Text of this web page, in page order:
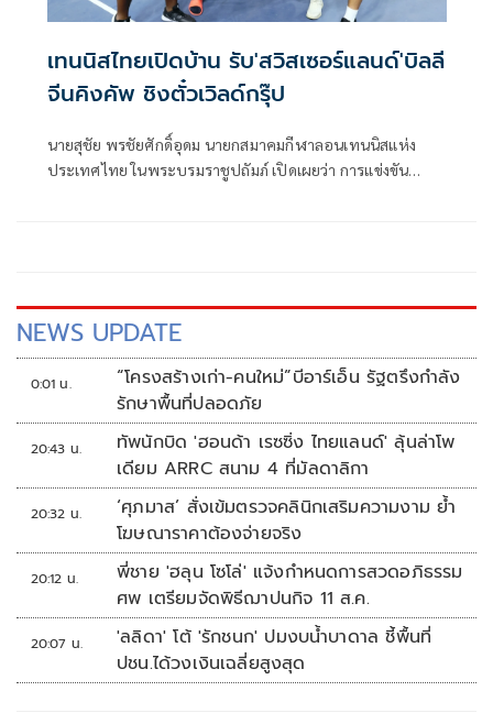
เทนนิสไทยเปิดบ้าน รับ'สวิสเซอร์แลนด์'บิลลี
จีนคิงคัพ ชิงตั๋วเวิลด์กรุ๊ป
นายสุชัย พรชัยศักดิ์อุดม นายกสมาคมกีฬาลอนเทนนิสแห่ง
ประเทศไทย ในพระบรมราชูปถัมภ์ เปิดเผยว่า การแข่งขัน
NEWS UPDATE
0:01 น.
“โครงสร้างเก่า-คนใหม่”บีอาร์เอ็น รัฐตรึงกำลัง
รักษาพื้นที่ปลอดภัย
20:43 น.
ทัพนักบิด 'ฮอนด้า เรซซิ่ง ไทยแลนด์' ลุ้นล่าโพ
เดียม ARRC สนาม 4 ที่มัลดาลิกา
20:32 น.
‘ศุภมาส’ สั่งเข้มตรวจคลินิกเสริมความงาม ย้ำ
โฆษณาราคาต้องจ่ายจริง
20:12 น.
พี่ชาย 'ฮลุน โซโล่' แจ้งกำหนดการสวดอภิธรรม
ศพ เตรียมจัดพิธีฌาปนกิจ 11 ส.ค.
20:07 น.
'ลลิดา' โต้ 'รักชนก' ปมงบน้ำบาดาล ชี้พื้นที่
ปชน.ได้วงเงินเฉลี่ยสูงสุด